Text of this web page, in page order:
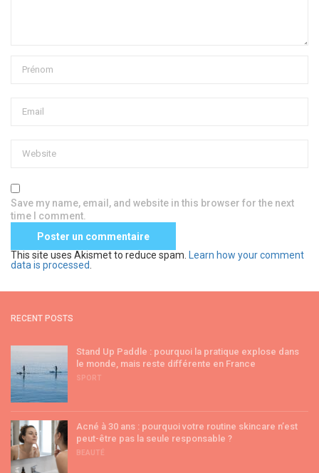
Save my name, email, and website in this browser for the next
time I comment.
This site uses Akismet to reduce spam.
Learn how your comment
data is processed
RECENT POSTS
Stand Up Paddle : pourquoi la pratique explose dans
le monde, mais reste différente en France
SPORT
Acné à 30 ans : pourquoi votre routine skincare n’est
peut-être pas la seule responsable ?
BEAUTÉ